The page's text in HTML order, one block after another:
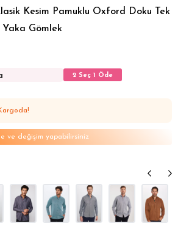
Kesim Pamuklu Oxford Doku Tek
Gömlek
2 Seç 1 Öde
ve değişim yapabilirsiniz